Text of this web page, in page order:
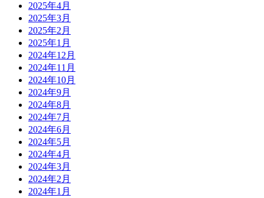
2025年4月
2025年3月
2025年2月
2025年1月
2024年12月
2024年11月
2024年10月
2024年9月
2024年8月
2024年7月
2024年6月
2024年5月
2024年4月
2024年3月
2024年2月
2024年1月